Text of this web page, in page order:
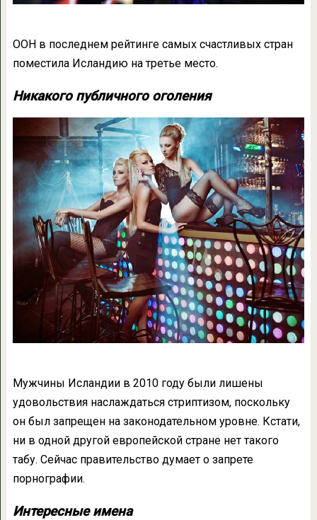
ООН в последнем рейтинге самых счастливых стран
поместила Исландию на третье место.
Никакого публичного оголения
Мужчины Исландии в 2010 году были лишены
удовольствия наслаждаться стриптизом, поскольку
он был запрещен на законодательном уровне. Кстати,
ни в одной другой европейской стране нет такого
табу. Сейчас правительство думает о запрете
порнографии.
Интересные имена